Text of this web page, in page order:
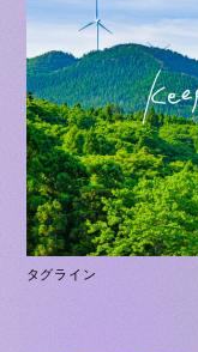
タグライン